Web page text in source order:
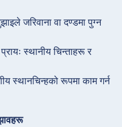
जरिवाना वा दण्डमा पुग्न
स्थानीय चिन्ताहरू र
स्थानचिन्हको रूपमा काम गर्न